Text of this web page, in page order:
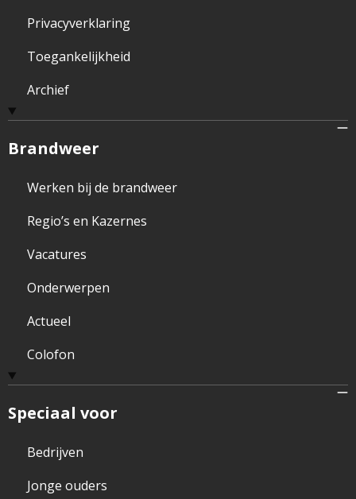
Privacyverklaring
Toegankelijkheid
Archief
Brandweer
Werken bij de brandweer
Regio’s en Kazernes
Vacatures
Onderwerpen
Actueel
Colofon
Speciaal voor
Bedrijven
Jonge ouders